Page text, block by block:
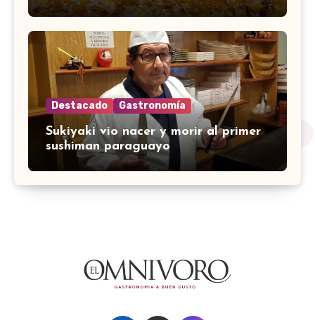
Destacado Gastronomía
Sukiyaki vio nacer y morir al primer
sushiman paraguayo